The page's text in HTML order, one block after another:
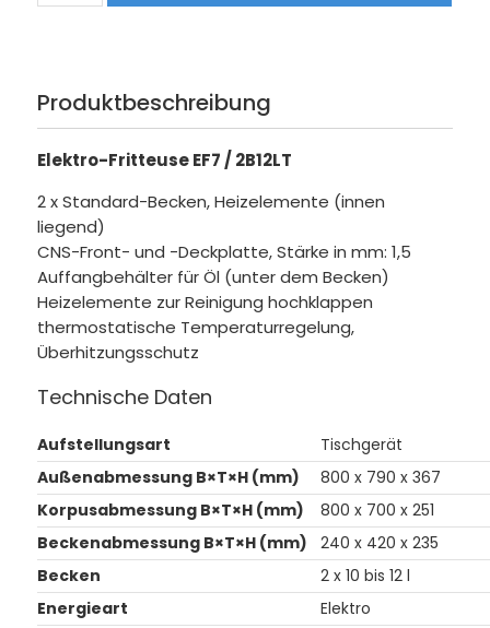
Produktbeschreibung
Elektro-Fritteuse EF7 / 2B12LT
2 x Standard-Becken, Heizelemente (innen
liegend)
CNS-Front- und -Deckplatte, Stärke in mm: 1,5
Auffangbehälter für Öl (unter dem Becken)
Heizelemente zur Reinigung hochklappen
thermostatische Temperaturregelung,
Überhitzungsschutz
Technische Daten
Aufstellungsart
Tischgerät
Außenabmessung B×T×H (mm)
800 x 790 x 367
Korpusabmessung B×T×H (mm)
800 x 700 x 251
Beckenabmessung B×T×H (mm)
240 x 420 x 235
Becken
2 x 10 bis 12 l
Energieart
Elektro